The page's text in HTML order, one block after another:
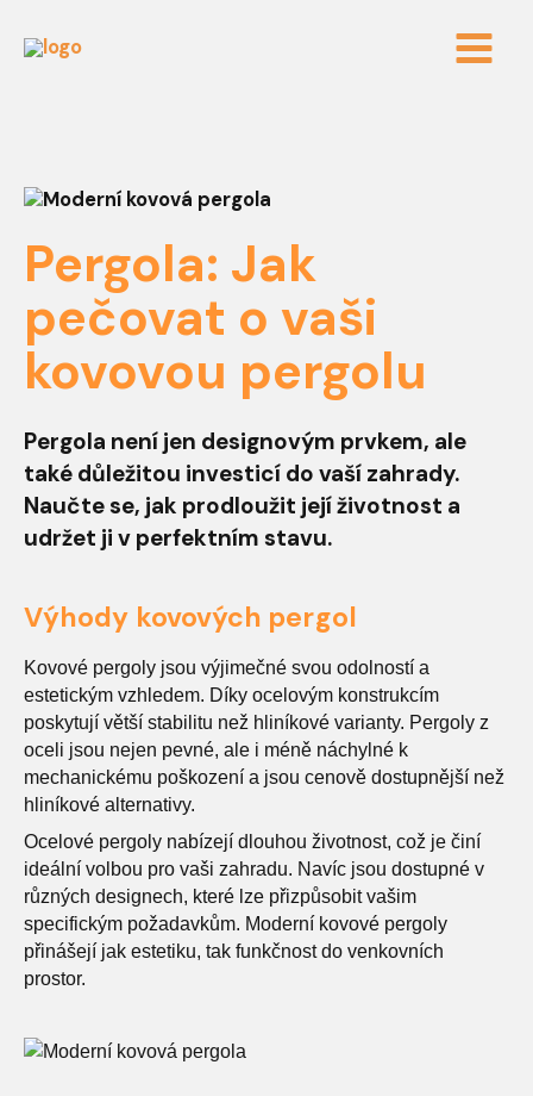
obsah
Main
Pergola: Jak
pečovat o vaši
kovovou pergolu
Pergola není jen designovým prvkem, ale
také důležitou investicí do vaší zahrady.
Naučte se, jak prodloužit její životnost a
udržet ji v perfektním stavu.
Výhody kovových pergol
Kovové pergoly jsou výjimečné svou odolností a
estetickým vzhledem. Díky ocelovým konstrukcím
poskytují větší stabilitu než hliníkové varianty. Pergoly z
oceli jsou nejen pevné, ale i méně náchylné k
mechanickému poškození a jsou cenově dostupnější než
hliníkové alternativy.
Ocelové pergoly nabízejí dlouhou životnost, což je činí
ideální volbou pro vaši zahradu. Navíc jsou dostupné v
různých designech, které lze přizpůsobit vašim
specifickým požadavkům. Moderní kovové pergoly
přinášejí jak estetiku, tak funkčnost do venkovních
prostor.
navigation